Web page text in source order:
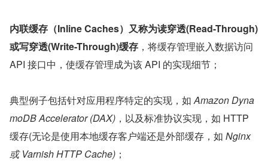
内联缓存（Inline Caches）又称为读穿透(Read-Through)
或写穿透(Write-Through)缓存 ，将缓存管理嵌入数据访问
API 接口中，使缓存管理成为该 API 的实现细节；
典型例子包括针对应用程序特定的实现，如 Amazon Dyna
moDB Accelerator (DAX) ，以及标准协议实现，如 HTTP
缓存(无论是使用本地缓存客户端还是外部缓存，如 Nginx
或 Varnish HTTP Cache) ；